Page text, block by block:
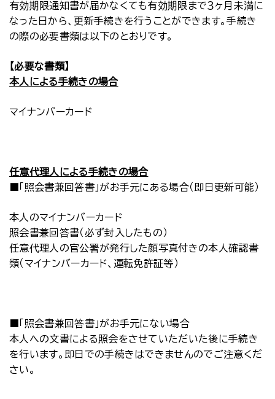
有効期限通知書が届かなくても有効期限まで３ヶ月未満に
なった日から、更新手続きを行うことができます。手続き
の際の必要書類は以下のとおりです。
【必要な書類】
本人による手続きの場合
マイナンバーカード
任意代理人による手続きの場合
■「照会書兼回答書」がお手元にある場合（即日更新可能）
本人のマイナンバーカード
照会書兼回答書（必ず封入したもの）
任意代理人の官公署が発行した顔写真付きの本人確認書
類（マイナンバーカード、運転免許証等）
■「照会書兼回答書」がお手元にない場合
本人への文書による照会をさせていただいた後に手続き
を行います。即日での手続きはできませんのでご注意くだ
さい。